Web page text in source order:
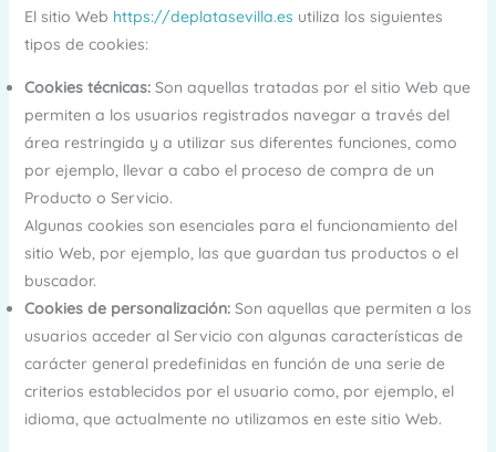
El sitio Web https://deplatasevilla.es utiliza los siguientes
tipos de cookies:
Cookies técnicas:Son aquellas tratadas por el sitio Web que
permiten a los usuarios registrados navegar a través del
área restringida y a utilizar sus diferentes funciones, como
por ejemplo, llevar a cabo el proceso de compra de un
Producto o Servicio.
Algunas cookies son esenciales para el funcionamiento del
sitio Web, por ejemplo, las que guardan tus productos o el
buscador.
Cookies de personalización:Son aquellas que permiten a los
usuarios acceder al Servicio con algunas características de
carácter general predefinidas en función de una serie de
criterios establecidos por el usuario como, por ejemplo, el
idioma, que actualmente no utilizamos en este sitio Web.